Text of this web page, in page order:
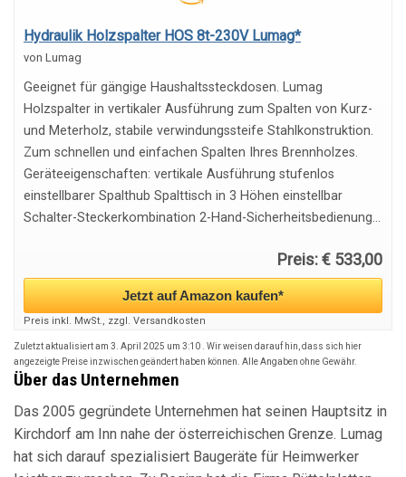
Hydraulik Holzspalter HOS 8t-230V Lumag*
von Lumag
Geeignet für gängige Haushaltssteckdosen. Lumag
Holzspalter in vertikaler Ausführung zum Spalten von Kurz-
und Meterholz, stabile verwindungssteife Stahlkonstruktion.
Zum schnellen und einfachen Spalten Ihres Brennholzes.
Geräteeigenschaften: vertikale Ausführung stufenlos
einstellbarer Spalthub Spalttisch in 3 Höhen einstellbar
Schalter-Steckerkombination 2-Hand-Sicherheitsbedienung...
Preis: € 533,00
Jetzt auf Amazon kaufen*
Preis inkl. MwSt., zzgl. Versandkosten
Zuletzt aktualisiert am 3. April 2025 um 3:10 . Wir weisen darauf hin, dass sich hier
angezeigte Preise inzwischen geändert haben können. Alle Angaben ohne Gewähr.
Über das Unternehmen
Das 2005 gegründete Unternehmen hat seinen Hauptsitz in
Kirchdorf am Inn nahe der österreichischen Grenze. Lumag
hat sich darauf spezialisiert Baugeräte für Heimwerker